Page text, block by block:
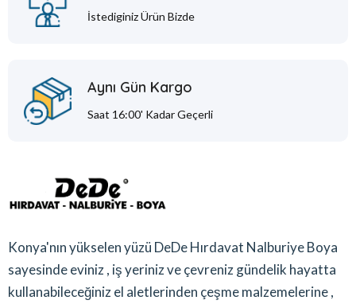
İstediginiz Ürün Bizde
Aynı Gün Kargo
Saat 16:00' Kadar Geçerli
Konya'nın yükselen yüzü DeDe Hırdavat Nalburiye Boya
sayesinde eviniz , iş yeriniz ve çevreniz gündelik hayatta
kullanabileceğiniz el aletlerinden çeşme malzemelerine ,